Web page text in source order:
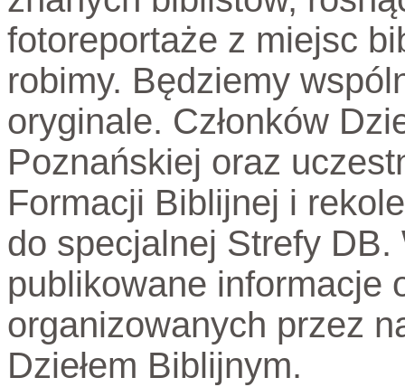
fotoreportaże z miejsc
robimy. Będziemy
oryginale. Członków
Poznańskiej oraz
Formacji Biblijnej i
do specjalnej Strefy
publikowane informacje
organizowanych przez
Dziełem Biblijnym.